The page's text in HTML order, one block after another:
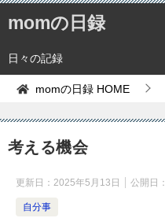
momの日録
日々の記録
momの日録 HOME
考える機会
更新日： 2025年5月13日 公開日：
自分事